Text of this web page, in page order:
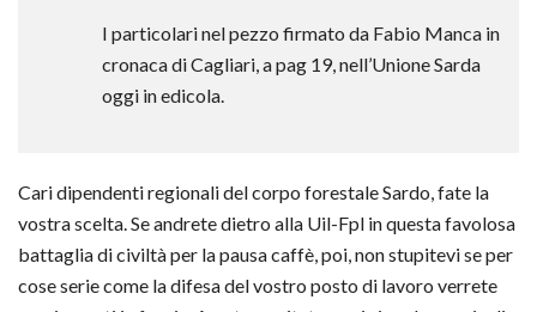
I particolari nel pezzo firmato da Fabio Manca in
cronaca di Cagliari, a pag 19, nell’Unione Sarda
oggi in edicola.
Cari dipendenti regionali del corpo forestale Sardo, fate la
vostra scelta. Se andrete dietro alla Uil-Fpl in questa favolosa
battaglia di civiltà per la pausa caffè, poi, non stupitevi se per
cose serie come la difesa del vostro posto di lavoro verrete